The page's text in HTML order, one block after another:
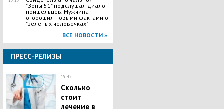
"Зоны 51" подслушал диалог
пришельцев. Мужчина
огорошил новыми фактами о
"зеленых человечках"
ВСЕ НОВОСТИ »
ПРЕСС-РЕЛИЗЫ
19:42
Сколько
стоит
лечение в